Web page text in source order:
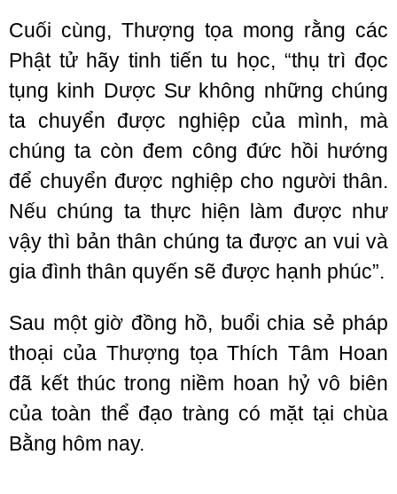
Cuối cùng, Thượng tọa mong rằng các
Phật tử hãy tinh tiến tu học, “thụ trì đọc
tụng kinh Dược Sư không những chúng
ta chuyển được nghiệp của mình, mà
chúng ta còn đem công đức hồi hướng
để chuyển được nghiệp cho người thân.
Nếu chúng ta thực hiện làm được như
vậy thì bản thân chúng ta được an vui và
gia đình thân quyến sẽ được hạnh phúc”.
Sau một giờ đồng hồ, buổi chia sẻ pháp
thoại của Thượng tọa Thích Tâm Hoan
đã kết thúc trong niềm hoan hỷ vô biên
của toàn thể đạo tràng có mặt tại chùa
Bằng hôm nay.